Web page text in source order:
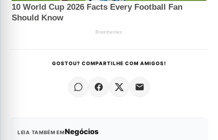
GOSTOU? COMPARTILHE COM AMIGOS!
LEIA TAMBÉM EMNegócios